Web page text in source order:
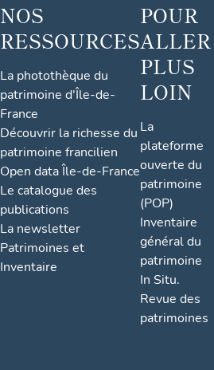
NOS
RESSOURCES
La photothèque du
patrimoine d'Île-de-
France
Découvrir la richesse du
patrimoine francilien
Open data Île-de-France
Le catalogue des
publications
La newsletter
Patrimoines et
Inventaire
POUR
ALLER
PLUS
LOIN
La
plateforme
ouverte du
patrimoine
(POP)
Inventaire
général du
patrimoine
In Situ.
Revue des
patrimoines